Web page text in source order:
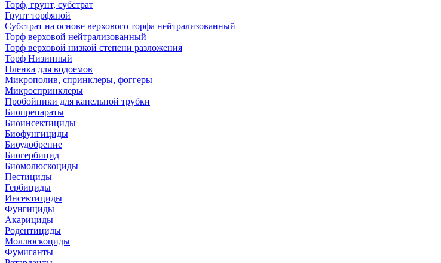
Торф, грунт, субстрат
Грунт торфяной
Субстрат на основе верхового торфа нейтрализованный
Торф верховой нейтрализованный
Торф верховой низкой степени разложения
Торф Низинный
Пленка для водоемов
Микрополив, спринклеры, фоггеры
Микроспринклеры
Пробойники для капельной трубки
Биопрепараты
Биоинсектициды
Биофунгициды
Биоудобрение
Биогербицид
Биомолюскоциды
Пестициды
Гербициды
Инсектициды
Фунгициды
Акарициды
Родентициды
Моллюскоциды
Фумиганты